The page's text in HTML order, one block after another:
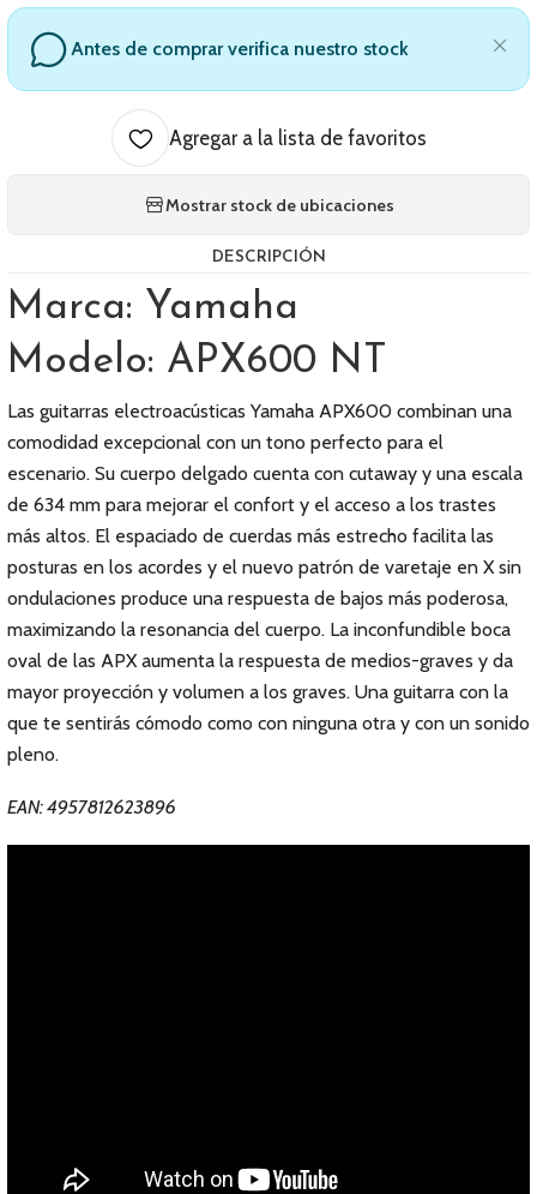
Antes de comprar verifica nuestro stock
Agregar a la lista de favoritos
Mostrar stock de ubicaciones
DESCRIPCIÓN
Marca: Yamaha
Modelo: APX600 NT
Las guitarras electroacústicas Yamaha APX600 combinan una
comodidad excepcional con un tono perfecto para el
escenario. Su cuerpo delgado cuenta con cutaway y una escala
de 634 mm para mejorar el confort y el acceso a los trastes
más altos. El espaciado de cuerdas más estrecho facilita las
posturas en los acordes y el nuevo patrón de varetaje en X sin
ondulaciones produce una respuesta de bajos más poderosa,
maximizando la resonancia del cuerpo. La inconfundible boca
oval de las APX aumenta la respuesta de medios-graves y da
mayor proyección y volumen a los graves. Una guitarra con la
que te sentirás cómodo como con ninguna otra y con un sonido
pleno.
EAN: 4957812623896